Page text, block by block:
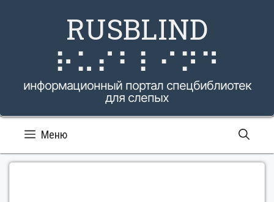
RUSBLIND
⠗⠥⠎⠃⠇⠊⠝⠙
информационный портал спецбиблиотек
для слепых
Меню